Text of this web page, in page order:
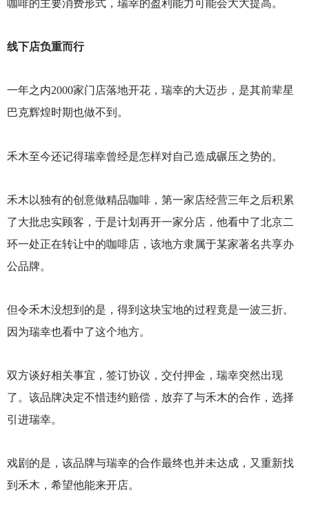
咖啡的主要消费形式，瑞幸的盈利能力可能会大大提高。
线下店负重而行
一年之内2000家门店落地开花，瑞幸的大迈步，是其前辈星
巴克辉煌时期也做不到。
禾木至今还记得瑞幸曾经是怎样对自己造成碾压之势的。
禾木以独有的创意做精品咖啡，第一家店经营三年之后积累
了大批忠实顾客，于是计划再开一家分店，他看中了北京二
环一处正在转让中的咖啡店，该地方隶属于某家著名共享办
公品牌。
但令禾木没想到的是，得到这块宝地的过程竟是一波三折。
因为瑞幸也看中了这个地方。
双方谈好相关事宜，签订协议，交付押金，瑞幸突然出现
了。该品牌决定不惜违约赔偿，放弃了与禾木的合作，选择
引进瑞幸。
戏剧的是，该品牌与瑞幸的合作最终也并未达成，又重新找
到禾木，希望他能来开店。